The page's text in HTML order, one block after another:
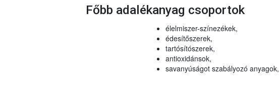
Főbb adalékanyag csoportok
élelmiszer-színezékek,
édesítőszerek,
tartósítószerek,
antioxidánsok,
savanyúságot szabályozó anyagok,